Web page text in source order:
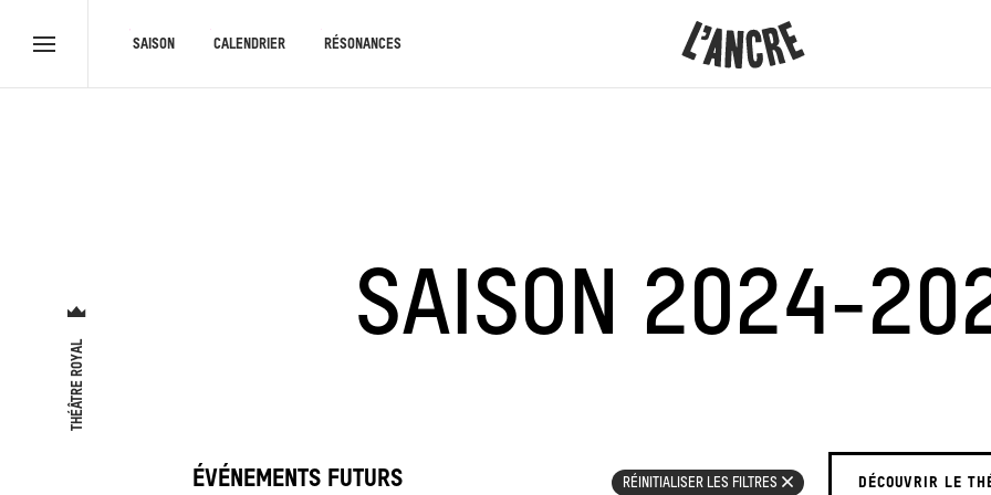
THÉÂTRE ROYAL
Menu
RACCOURCIS
SAISON CALENDRIER RÉSONANCES
SAISON 2024-
DÉCOUVRIR LE
RÉINITIALISER LES FILTRES
ÉVÉNEMENTS FUTURS